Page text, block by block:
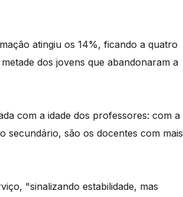
atingiu os 14%, ficando a quatro
dos jovens que abandonaram a
com a idade dos professores: com a
secundário, são os docentes com mais
"sinalizando estabilidade, mas